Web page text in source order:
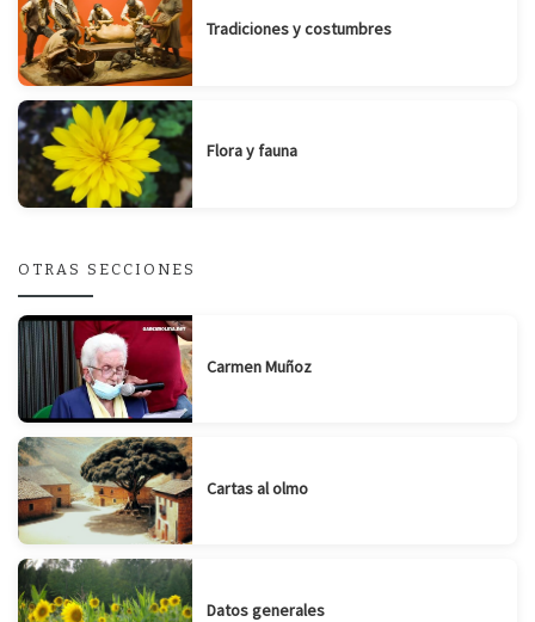
Tradiciones y costumbres
Flora y fauna
OTRAS SECCIONES
Carmen Muñoz
Cartas al olmo
Datos generales